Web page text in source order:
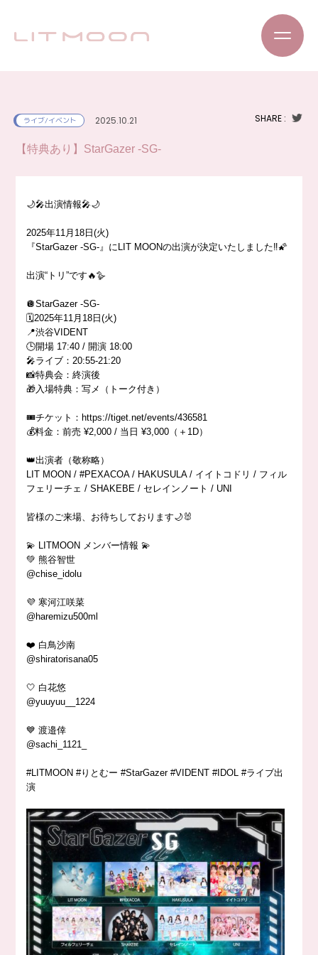
ライブ/イベント 2025.10.21 SHARE :
【特典あり】StarGazer -SG-
🌙🎤出演情報🎤🌙
2025年11月18日(火)
『StarGazer -SG-』にLIT MOONの出演が決定いたしました‼️🌠
出演“トリ”です🔥🪿
🪩StarGazer -SG-
🗓️2025年11月18日(火)
📍渋谷VIDENT
🕒開場 17:40 / 開演 18:00
🎤ライブ：20:55-21:20
📸特典会：終演後
🎁入場特典：写メ（トーク付き）
🎟️チケット：https://tiget.net/events/436581
💰料金：前売 ¥2,000 / 当日 ¥3,000（＋1D）
👑出演者（敬称略）
LIT MOON / #PEXACOA / HAKUSULA / イイトコドリ / フィル
フェリーチェ / SHAKEBE / セレインノート / UNI
皆様のご来場、お待ちしております🌙🐰
💫 LITMOON メンバー情報 💫
💚 熊谷智世
@chise_idolu
💜 寒河江咲菜
@haremizu500ml
❤️ 白鳥沙南
@shiratorisana05
🤍 白花悠
@yuuyuu__1224
💙 渡邉倖
@sachi_1121_
#LITMOON #りとむー #StarGazer #VIDENT #IDOL #ライブ出
演